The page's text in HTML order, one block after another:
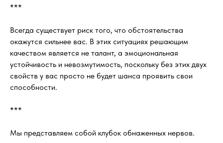
***
Всегда существует риск того, что обстоятельства
окажутся сильнее вас. В этих ситуациях решающим
качеством является не талант, а эмоциональная
устойчивость и невозмутимость, поскольку без этих двух
свойств у вас просто не будет шанса проявить свои
способности.
***
Мы представляем собой клубок обнаженных нервов.